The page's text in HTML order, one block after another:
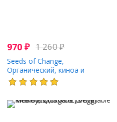
970₽ 1 260₽
Seeds of Change,
Органический, киноа и
коричневый рис, с чесноком,
240 г (8,5 унции)